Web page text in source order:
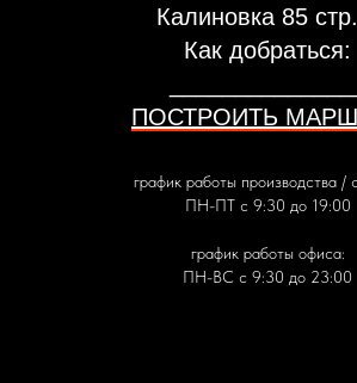
Калиновка 85
Как добраться:
ПОСТРОИТЬ
график работы производства /
ПН-ПТ с 9:30 до 19:00
график работы офиса:
ПН-ВС с 9:30 до 23:00